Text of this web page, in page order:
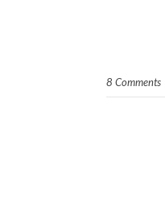
8 Comments